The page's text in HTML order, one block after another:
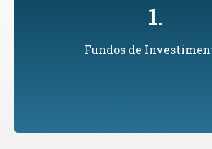
1.
Fundos de
reúne recursos financeiros de
ativos.